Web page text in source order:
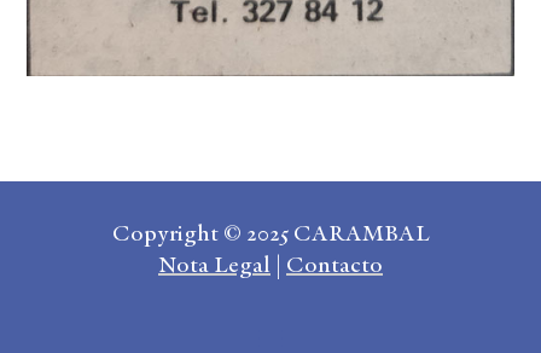
Copyright © 2025 CARAMBAL
Nota Legal | Contacto